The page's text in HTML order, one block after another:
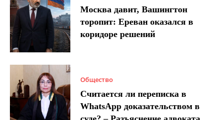
Москва давит, Вашингтон
торопит: Ереван оказался в
коридоре решений
Общество
Считается ли переписка в
WhatsApp доказательством в